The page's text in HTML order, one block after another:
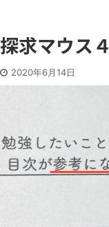
探求マウス４
2020年6月14日